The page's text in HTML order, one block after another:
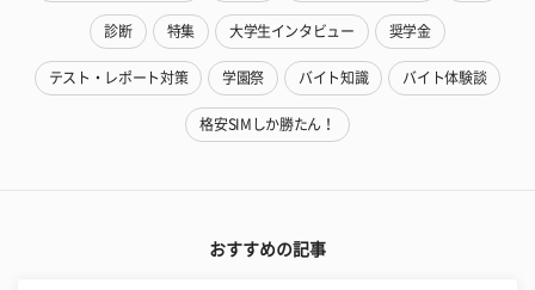
診断 特集 大学生インタビュー 奨学金
テスト・レポート対策 学園祭 バイト知識 バイト体験談
格安SIMしか勝たん！
おすすめの記事